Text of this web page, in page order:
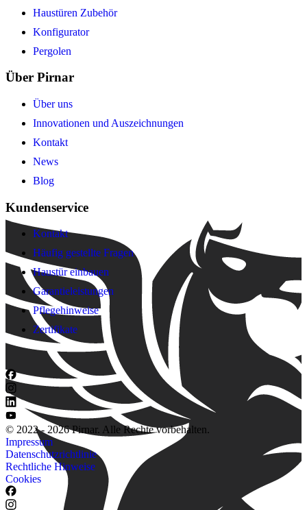
Haustüren Zubehör
Konfigurator
Pergolen
Über Pirnar
Über uns
Innovationen und Auszeichnungen
Kontakt
News
Blog
Kundenservice
Kontakt
Häufig gestellte Fragen
Haustür einbauen
Garantieleistungen
Pflegehinweise
Zertifikate
© 2022 - 2026 Pirnar. Alle Rechte vorbehalten.
Impressum
Datenschutzrichtlinie
Rechtliche Hinweise
Cookies